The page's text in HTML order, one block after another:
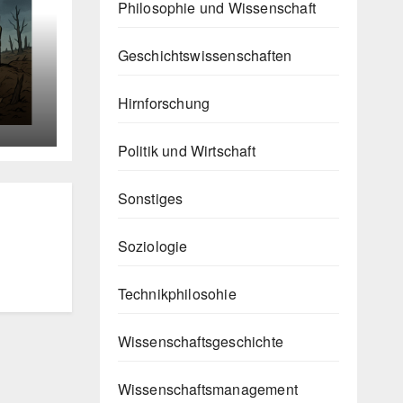
Philosophie und Wissenschaft
Geschichtswissenschaften
Hirnforschung
Politik und Wirtschaft
Sonstiges
Soziologie
Technikphilosohie
Wissenschaftsgeschichte
Wissenschaftsmanagement